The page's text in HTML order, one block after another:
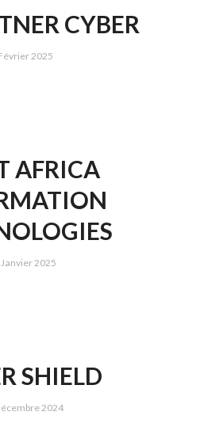
CYBER
2025
AFRICA
Janvier 2025
SHIELD
2024